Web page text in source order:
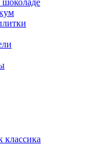
классика